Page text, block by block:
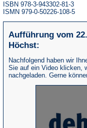
ISBN 978-3-943302-81-3
ISMN 979-0-50226-108-5
Aufführung vom
Höchst:
Nachfolgend haben wir
Sie auf ein Video klicken,
nachgeladen. Gerne